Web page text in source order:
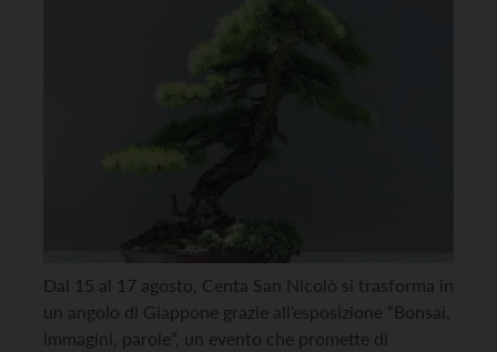
Dal 15 al 17 agosto, Centa San Nicolò si trasforma in
un angolo di Giappone grazie all’esposizione “Bonsai,
immagini, parole”, un evento che promette di